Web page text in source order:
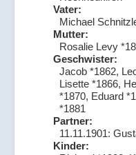
Vater:
Michael
Mutter:
Rosalie Levy
Geschwister:
Jacob *1862,
Lisette *1866,
*1870, Eduard
*1881
Partner:
11.11.1901:
Kinder: